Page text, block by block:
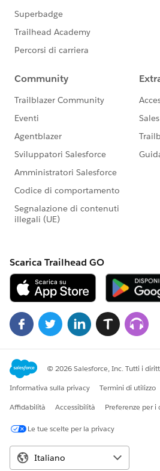
グで登録者へメール通知。同時に
キャンペーンで進捗を管理。
3）リードから会員として登録
として個人（取引先責任者）とし
@1546376575
さん、長きにわ
以上ご報告まで。
-はい or いいえ
・はいの場合、どの研修を受講
挙げてください
-はい or いいえ
・支援の時間帯(複数回答可)
-平日就業時間中
-平日夜間
-休日
・支援形態
-対面形式
-どちらでも可
・支援時期
-1～2ヶ月以内
※NPO分科会準備メンバーと
ープ事務局確認後、募集先投稿
開)
@SFUG - NPO分科会 - 日本（準